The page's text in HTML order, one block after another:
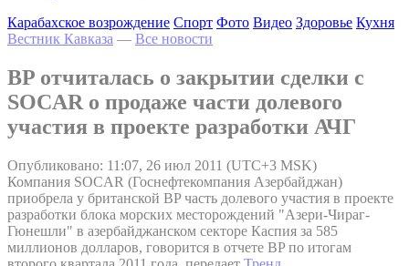
Карабахское возрождение Спорт Фото Видео Здоровье Кухня
Вестник Кавказа — Все новости
BP отчиталась о закрытии сделки с
SOCAR о продаже части долевого
участия в проекте разработки АЧГ
Опубликовано: 11:07, 26 июл 2011 (UTC+3 MSK)
Компания SOCAR (Госнефтекомпания Азербайджан)
приобрела у британской BP часть долевого участия в проекте
разработки блока морских месторождений "Азери-Чираг-
Гюнешли" в азербайджанском секторе Каспия за 585
миллионов долларов, говорится в отчете BP по итогам